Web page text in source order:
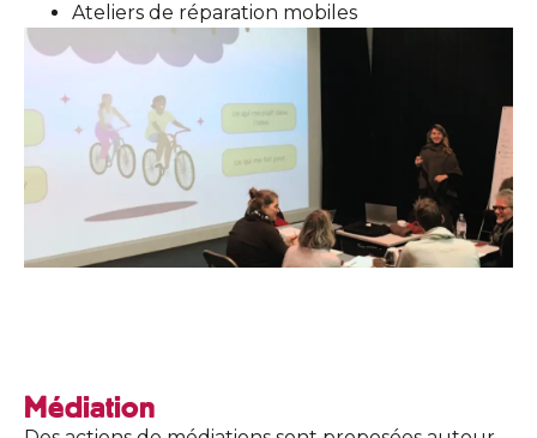
Ateliers de réparation mobiles
Médiation